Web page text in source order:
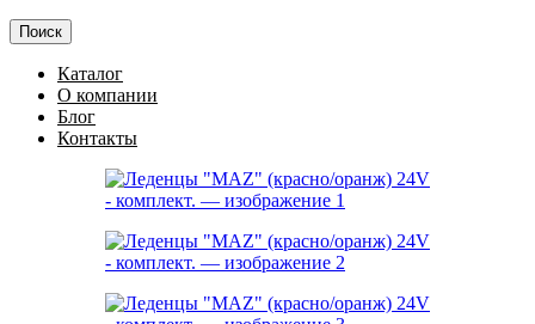
Поиск
Каталог
О компании
Блог
Контакты